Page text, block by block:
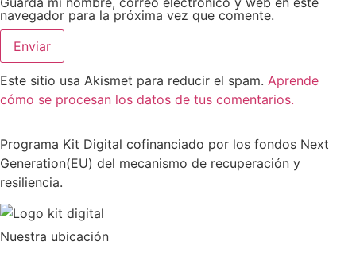
navegador para la próxima vez que comente.
Este sitio usa Akismet para reducir el spam. Aprende
cómo se procesan los datos de tus comentarios.
Programa Kit Digital cofinanciado por los fondos Next
Generation(EU) del mecanismo de recuperación y
resiliencia.
Nuestra ubicación